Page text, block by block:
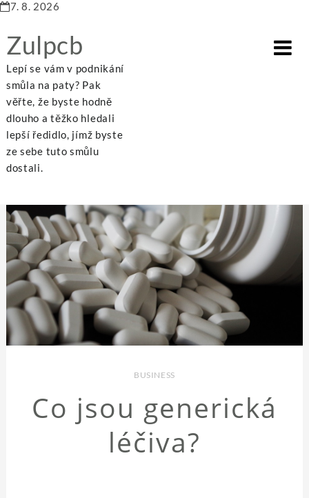
7. 8. 2026
Zulpcb
Lepí se vám v podnikání
smůla na paty? Pak
věřte, že byste hodně
dlouho a těžko hledali
lepší ředidlo, jímž byste
ze sebe tuto smůlu
dostali.
Home Business Co jsou generická léčiva?
BUSINESS
Co jsou generická
léčiva?